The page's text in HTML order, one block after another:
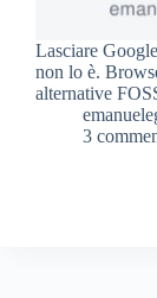
Lasciare
non lo è.
alternative
3